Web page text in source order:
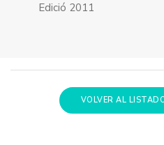
Edició 2011
VOLVER AL